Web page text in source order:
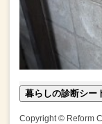
暮らしの診断シー
Copyright © Reform